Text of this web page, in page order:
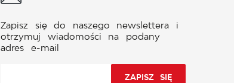
Zapisz się do naszego newslettera i
otrzymuj wiadomości na podany
adres e-mail